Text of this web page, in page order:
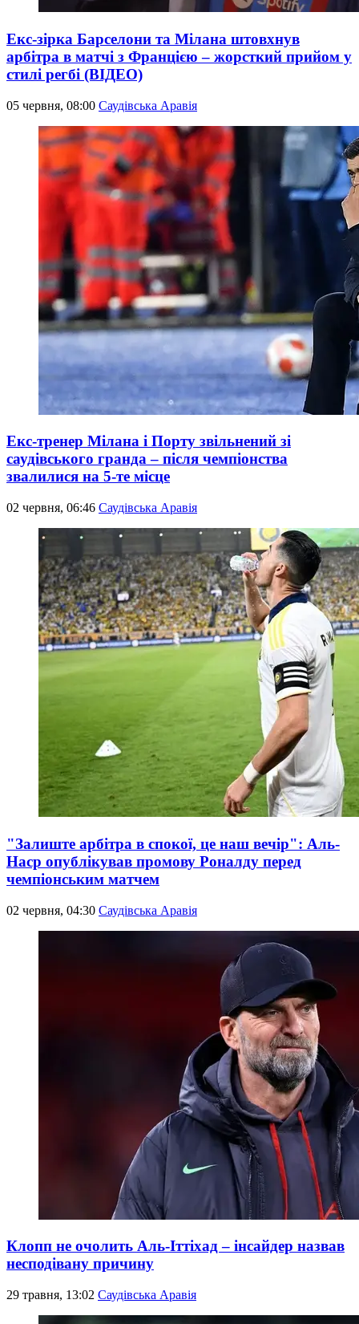
Екс-зірка Барселони та Мілана штовхнув
арбітра в матчі з Францією – жорсткий прийом у
стилі регбі (ВІДЕО)
05 червня, 08:00 Саудівська Аравія
Екс-тренер Мілана і Порту звільнений зі
саудівського гранда – після чемпіонства
звалилися на 5-те місце
02 червня, 06:46 Саудівська Аравія
"Залиште арбітра в спокої, це наш вечір": Аль-
Наср опублікував промову Роналду перед
чемпіонським матчем
02 червня, 04:30 Саудівська Аравія
Клопп не очолить Аль-Іттіхад – інсайдер назвав
несподівану причину
29 травня, 13:02 Саудівська Аравія